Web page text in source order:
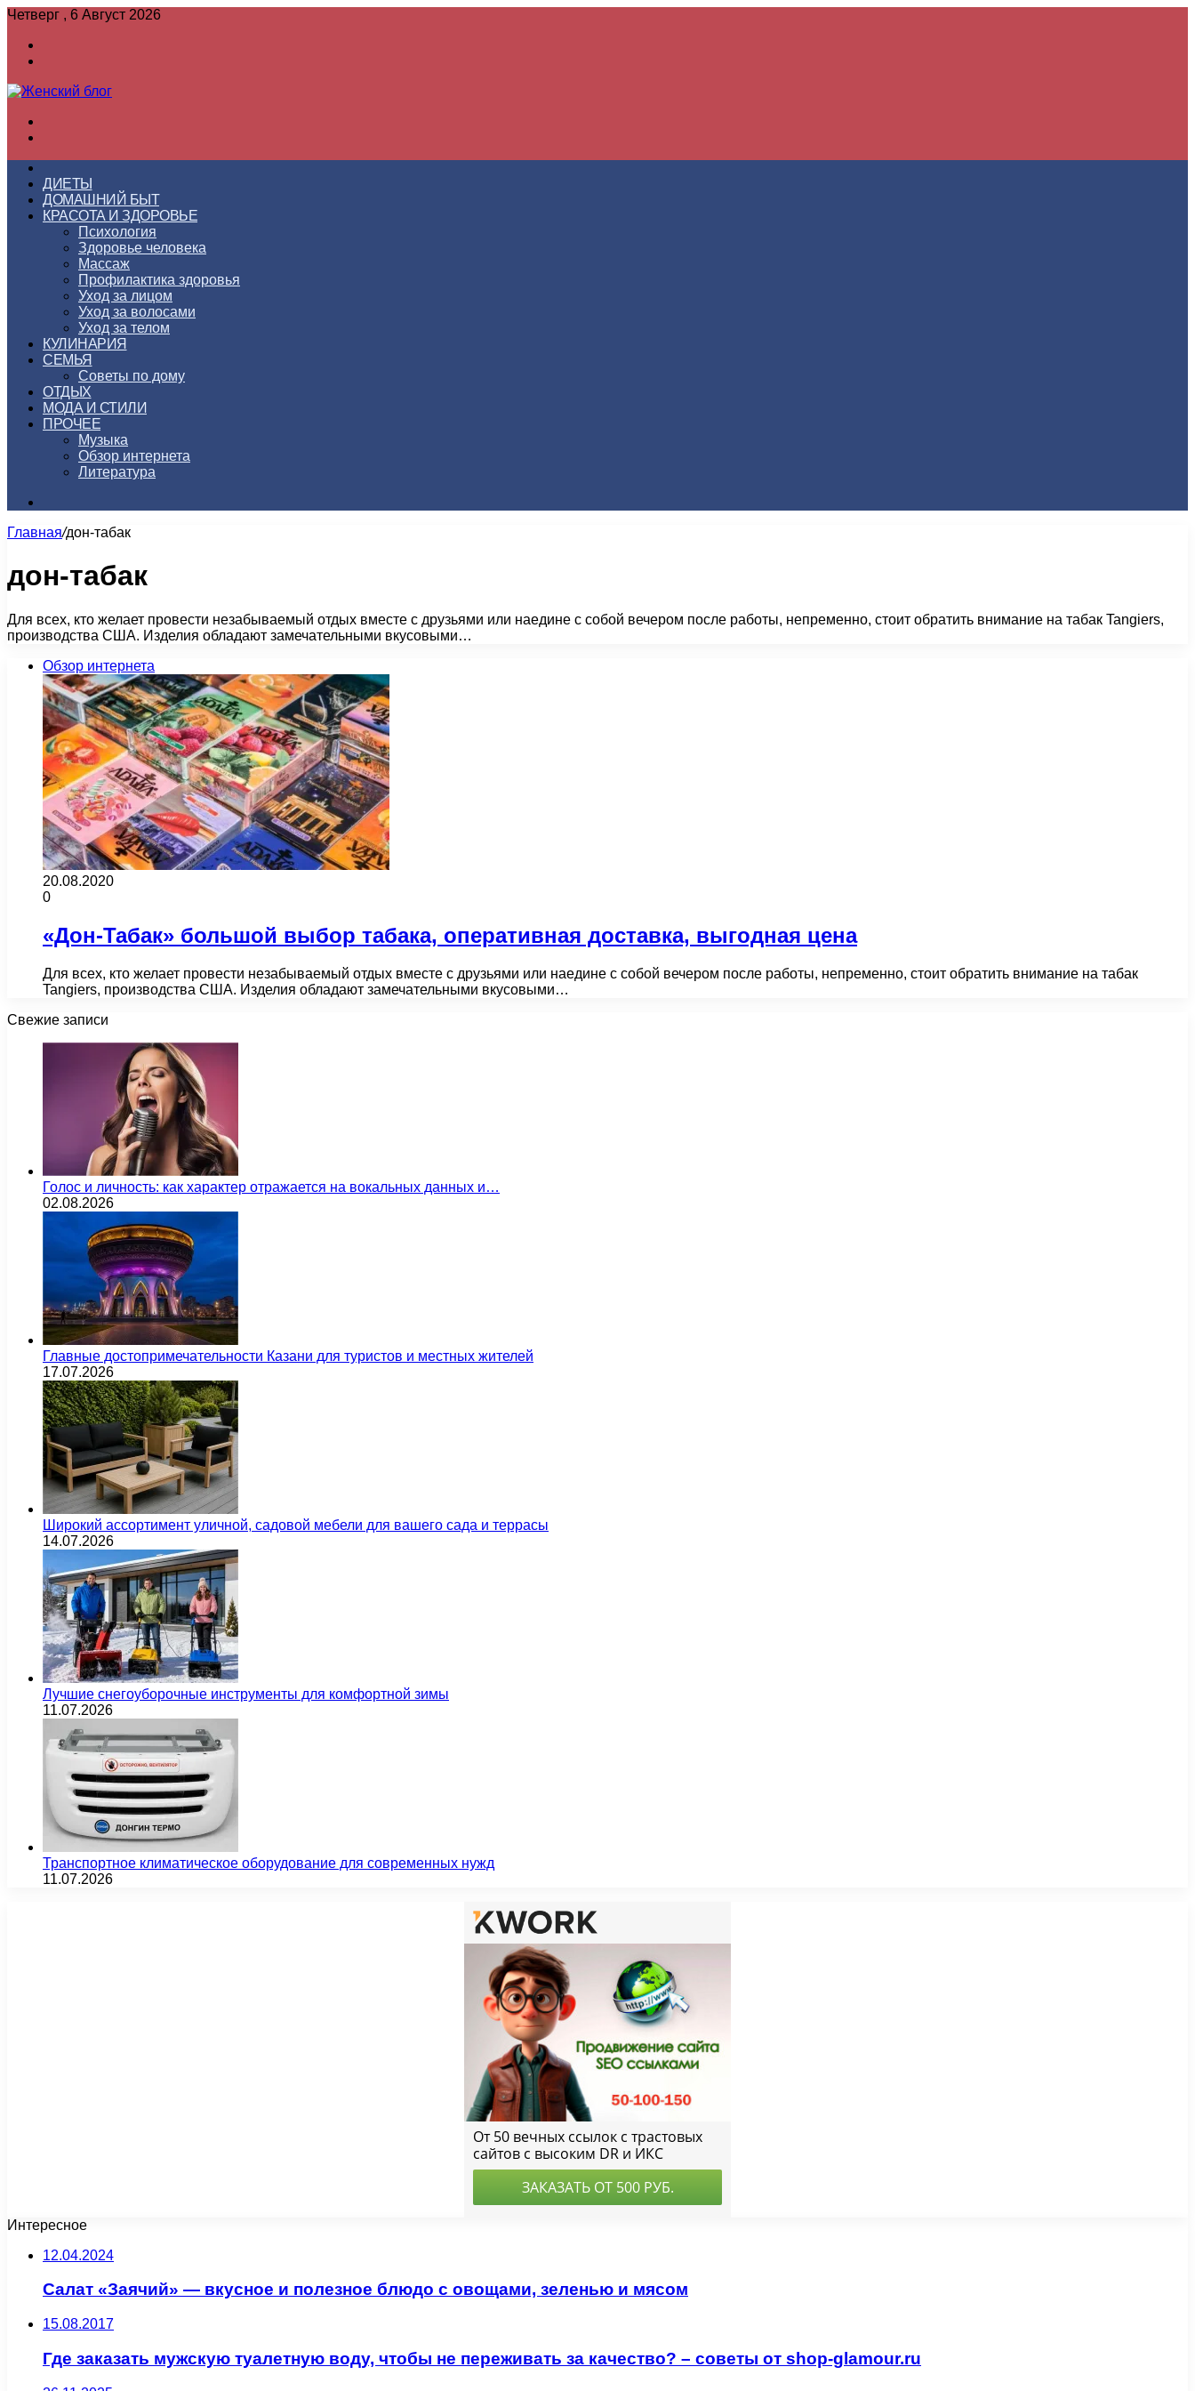
Четверг , 6 Август 2026
ДИЕТЫ
ДОМАШНИЙ БЫТ
КРАСОТА И ЗДОРОВЬЕ
Психология
Здоровье человека
Массаж
Профилактика здоровья
Уход за лицом
Уход за волосами
Уход за телом
КУЛИНАРИЯ
СЕМЬЯ
Советы по дому
ОТДЫХ
МОДА И СТИЛИ
ПРОЧЕЕ
Музыка
Обзор интернета
Литература
Главная/дон-табак
дон-табак
Для всех, кто желает провести незабываемый отдых вместе с друзьями или наедине с собой вечером после работы, непременно, стоит обратить внимание на табак Tangiers,
производства США. Изделия обладают замечательными вкусовыми…
Обзор интернета
20.08.2020
0
«Дон-Табак» большой выбор табака, оперативная доставка, выгодная цена
Для всех, кто желает провести незабываемый отдых вместе с друзьями или наедине с собой вечером после работы, непременно, стоит обратить внимание на табак
Tangiers, производства США. Изделия обладают замечательными вкусовыми…
Свежие записи
Голос и личность: как характер отражается на вокальных данных и…
02.08.2026
Главные достопримечательности Казани для туристов и местных жителей
17.07.2026
Широкий ассортимент уличной, садовой мебели для вашего сада и террасы
14.07.2026
Лучшие снегоуборочные инструменты для комфортной зимы
11.07.2026
Транспортное климатическое оборудование для современных нужд
11.07.2026
Интересное
12.04.2024
Салат «Заячий» — вкусное и полезное блюдо с овощами, зеленью и мясом
15.08.2017
Где заказать мужскую туалетную воду, чтобы не переживать за качество? – советы от shop-glamour.ru